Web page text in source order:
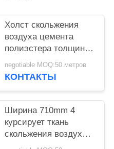
Холст скольжения
воздуха цемента
полиэстера толщины
5mm
negotiable MOQ:50 метров
КОНТАКТЫ
Ширина 710mm 4
курсирует ткань
скольжения воздуха
полиэстера